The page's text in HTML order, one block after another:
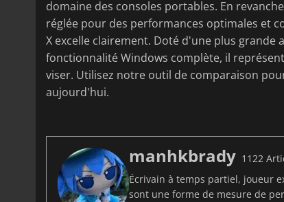
domaine des consoles portables. En
réglée pour des performances optimales et
X excelle clairement. Doté d'une plus
fonctionnalité Windows complète, il
viser. Utilisez notre outil de comparaison
aujourd'hui.
manhkbrady 1122
Écrivain à temps partiel, joueur
sont une forme de mesure de